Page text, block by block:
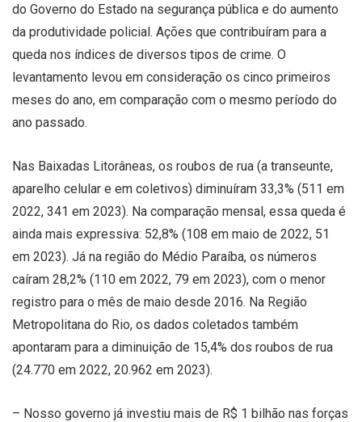
do Governo do Estado na segurança pública e do aumento
da produtividade policial. Ações que contribuíram para a
queda nos índices de diversos tipos de crime. O
levantamento levou em consideração os cinco primeiros
meses do ano, em comparação com o mesmo período do
ano passado.
Nas Baixadas Litorâneas, os roubos de rua (a transeunte,
aparelho celular e em coletivos) diminuíram 33,3% (511 em
2022, 341 em 2023). Na comparação mensal, essa queda é
ainda mais expressiva: 52,8% (108 em maio de 2022, 51
em 2023). Já na região do Médio Paraíba, os números
caíram 28,2% (110 em 2022, 79 em 2023), com o menor
registro para o mês de maio desde 2016. Na Região
Metropolitana do Rio, os dados coletados também
apontaram para a diminuição de 15,4% dos roubos de rua
(24.770 em 2022, 20.962 em 2023).
– Nosso governo já investiu mais de R$ 1 bilhão nas forças